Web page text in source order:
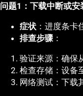
问题1：下载中断或安
症状 ：进度条卡
排查步骤：
验证来源：确保
检查存储：设备
网络测试：下载